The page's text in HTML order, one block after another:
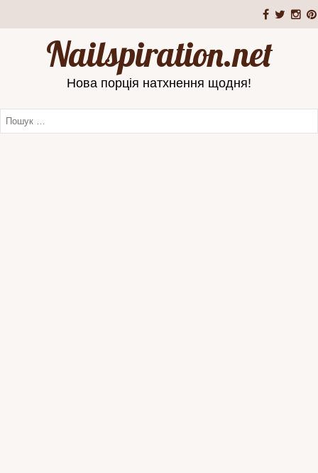
Nailspiration.net
Нова порція натхнення щодня!